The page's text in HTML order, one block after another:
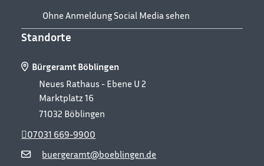
Ohne Anmeldung Social Media sehen
Standorte
Bürgeramt Böblingen
Neues Rathaus - Ebene U 2
Marktplatz 16
71032 Böblingen
buergeramt@boeblingen.de
07031 669-9900